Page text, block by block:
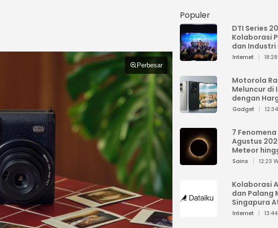
Perbesar
Populer
DTI Series
Kolaborasi
dan Industri
Percepatan
Internet
Motorola
Meluncur di
dengan
Jutaan
Gadget
7
Agustus
Meteor
Matahari
Sains 12:23
Kolaborasi
dan Palang
Singapura
Bencana
Internet